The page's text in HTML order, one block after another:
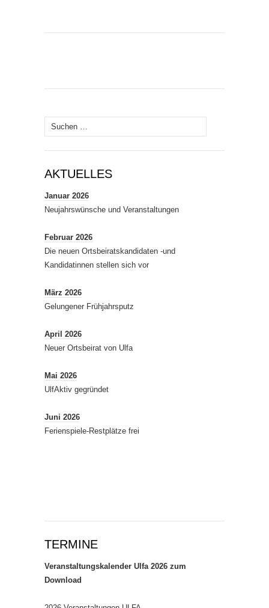
Suchen
nach:
AKTUELLES
Januar 2026
Neujahrswünsche und Veranstaltungen
Februar 2026
Die neuen Ortsbeiratskandidaten -und
Kandidatinnen stellen sich vor
März 2026
Gelungener Frühjahrsputz
April 2026
Neuer Ortsbeirat von Ulfa
Mai 2026
UlfAktiv gegründet
Juni 2026
Ferienspiele-Restplätze frei
TERMINE
Veranstaltungskalender Ulfa 2026 zum
Download